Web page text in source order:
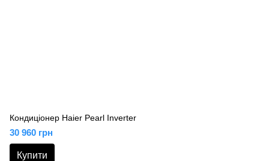
Кондиціонер Haier Pearl Inverter
30 960 грн
Купити